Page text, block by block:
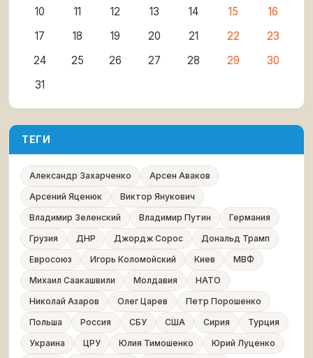
10
11 12 13 14 15
16
17
18 19 20 21 22
23
24
25 26 27 28 29
30
31
ТЕГИ
Александр Захарченко
Арсен Аваков
Арсений Яценюк
Виктор Янукович
Владимир Зеленский
Владимир Путин
Германия
Грузия
ДНР Джордж Сорос
Дональд Трамп
Евросоюз
Игорь Коломойский Киев
МВФ
Михаил Саакашвили
Молдавия
НАТО
Николай Азаров
Олег Царев
Петр Порошенко
Польша
Россия СБУ США Сирия
Турция
Украина
ЦРУ Юлия Тимошенко
Юрий Луценко